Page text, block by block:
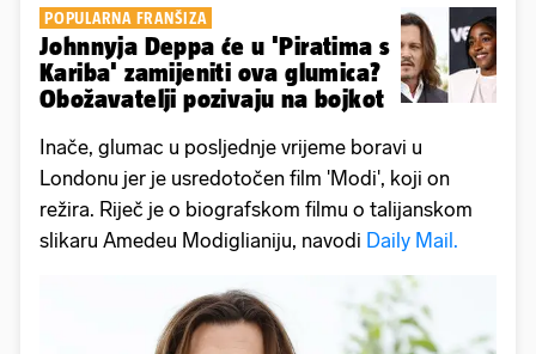
POPULARNA FRANŠIZA
Johnnyja Deppa će u 'Piratima s
Kariba' zamijeniti ova glumica?
Obožavatelji pozivaju na bojkot
Inače, glumac u posljednje vrijeme boravi u
Londonu jer je usredotočen film 'Modi', koji on
režira. Riječ je o biografskom filmu o talijanskom
slikaru Amedeu Modiglianiju, navodi Daily Mail.